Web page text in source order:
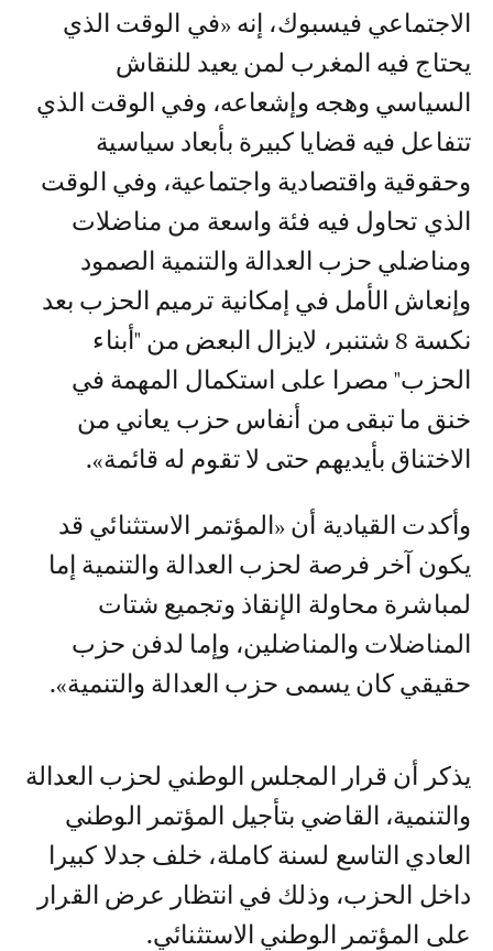
الاجتماعي فيسبوك، إنه «في الوقت الذي
يحتاج فيه المغرب لمن يعيد للنقاش
السياسي وهجه وإشعاعه، وفي الوقت الذي
تتفاعل فيه قضايا كبيرة بأبعاد سياسية
وحقوقية واقتصادية واجتماعية، وفي الوقت
الذي تحاول فيه فئة واسعة من مناضلات
ومناضلي حزب العدالة والتنمية الصمود
وإنعاش الأمل في إمكانية ترميم الحزب بعد
نكسة 8 شتنبر، لايزال البعض من "أبناء
الحزب" مصرا على استكمال المهمة في
خنق ما تبقى من أنفاس حزب يعاني من
الاختناق بأيديهم حتى لا تقوم له قائمة».
وأكدت القيادية أن «المؤتمر الاستثنائي قد
يكون آخر فرصة لحزب العدالة والتنمية إما
لمباشرة محاولة الإنقاذ وتجميع شتات
المناضلات والمناضلين، وإما لدفن حزب
حقيقي كان يسمى حزب العدالة والتنمية».
يذكر أن قرار المجلس الوطني لحزب العدالة
والتنمية، القاضي بتأجيل المؤتمر الوطني
العادي التاسع لسنة كاملة، خلف جدلا كبيرا
داخل الحزب، وذلك في انتظار عرض القرار
على المؤتمر الوطني الاستثنائي.